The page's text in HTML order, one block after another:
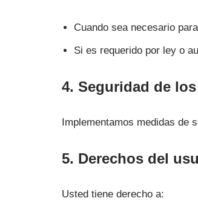
Cuando sea necesario
Si es requerido por ley o
4. Seguridad de
Implementamos medidas de
5. Derechos del
Usted tiene derecho a: